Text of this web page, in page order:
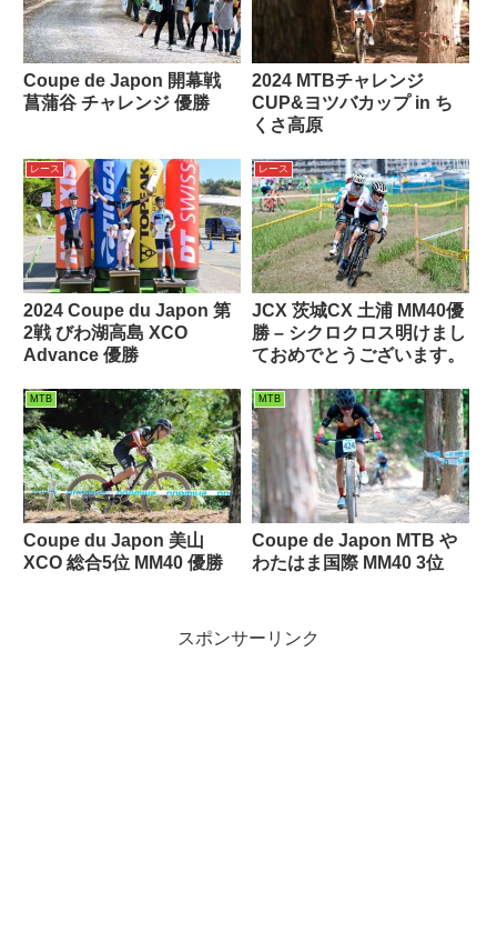
Coupe de Japon 開幕戦
菖蒲谷 チャレンジ 優勝
2024 MTBチャレンジ
CUP&ヨツバカップ in ち
くさ高原
レース
2024 Coupe du Japon 第
2戦 びわ湖高島 XCO
Advance 優勝
レース
JCX 茨城CX 土浦 MM40優
勝 – シクロクロス明けまし
ておめでとうございます。
MTB
Coupe du Japon 美山
XCO 総合5位 MM40 優勝
MTB
Coupe de Japon MTB や
わたはま国際 MM40 3位
スポンサーリンク